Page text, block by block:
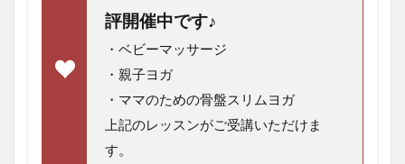
評開催中です♪
・ベビーマッサージ
・親子ヨガ
・ママのための骨盤スリムヨガ
上記のレッスンがご受講いただけま
す。